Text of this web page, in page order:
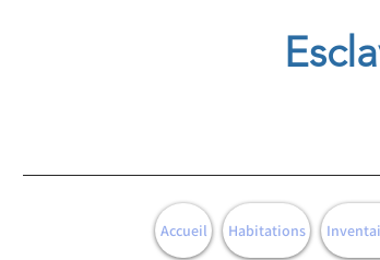
Accueil Habitations